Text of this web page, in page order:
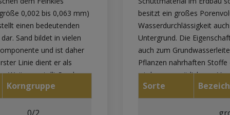
0,002 bis 0,063 mm)
einen bedeutenden
Sand bildet in vielen
und ist daher
Linie dient er als
Weiteren stellt Sand
bei Baustoffen wie
auch für die Innen- und
Im Bauwesen
Korngruppe
besitzt ein großes
Wasserdurchlässigkeit
Untergrund. Die
auch zum
Pflanzen nahrhaften
wird er nur spärlich von
Geologie und Geotechnik
(gG) 20,0–63,0mm ;
unterschieden und vor
Sorte